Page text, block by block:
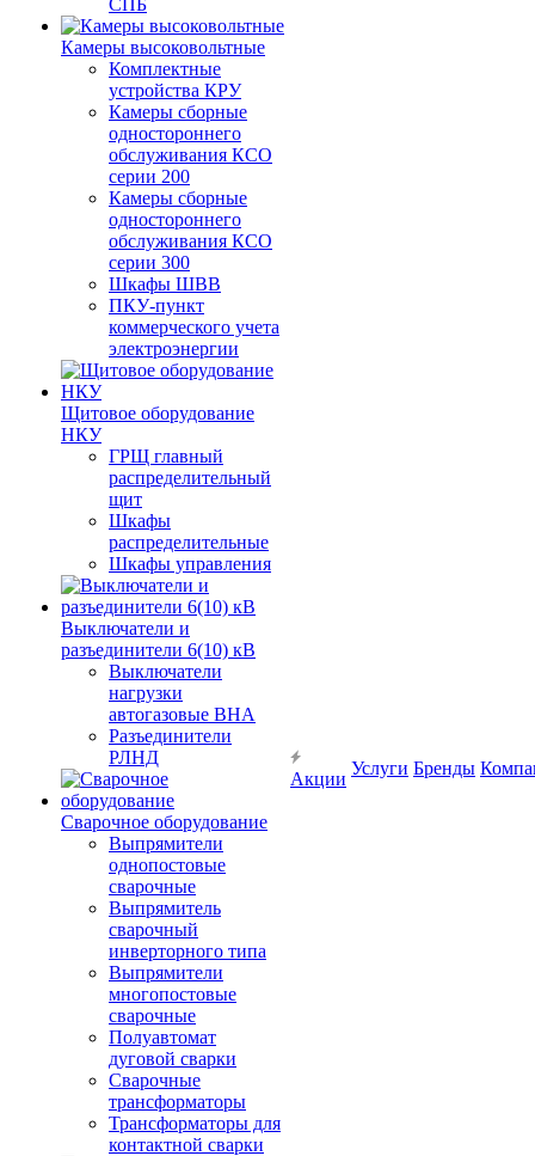
СПБ
Камеры высоковольтные
Комплектные
устройства КРУ
Камеры сборные
одностороннего
обслуживания КСО
серии 200
Камеры сборные
одностороннего
обслуживания КСО
серии 300
Шкафы ШВВ
ПКУ-пункт
коммерческого учета
электроэнергии
Щитовое оборудование
НКУ
ГРЩ главный
распределительный
щит
Шкафы
распределительные
Шкафы управления
Выключатели и
разъединители 6(10) кВ
Выключатели
нагрузки
автогазовые ВНА
Разъединители
РЛНД
Сварочное оборудование
Выпрямители
однопостовые
сварочные
Выпрямитель
сварочный
инверторного типа
Выпрямители
многопостовые
сварочные
Полуавтомат
дуговой сварки
Сварочные
трансформаторы
Трансформаторы для
контактной сварки
Акции
Услуги Бренды